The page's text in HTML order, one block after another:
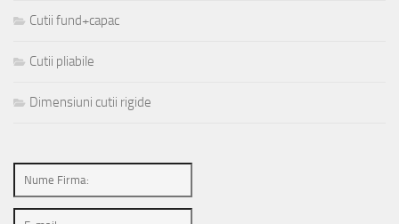
Cutii fund+capac
Cutii pliabile
Dimensiuni cutii rigide